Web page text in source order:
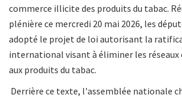
commerce illicite des produits du tabac.
plénière ce mercredi 20 mai 2026, les
adopté le projet de loi autorisant la
international visant à éliminer les réseaux
aux produits du tabac.
Derrière ce texte, l'assemblée nationale